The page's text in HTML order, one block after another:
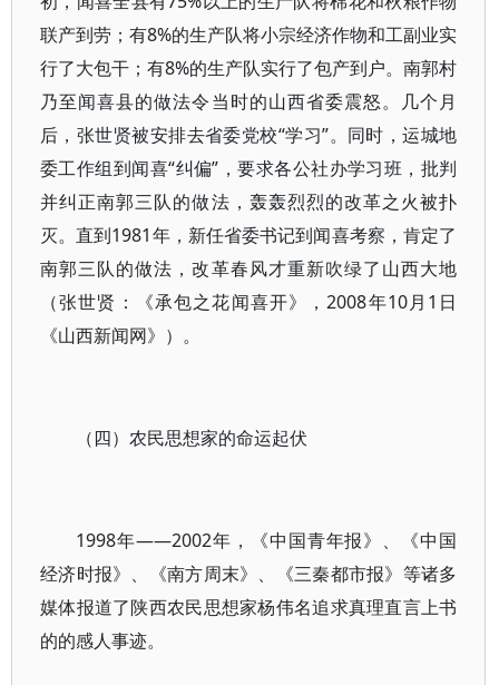
联产到劳；有8%的生产队将小宗经济作物和工副业实
行了大包干；有8%的生产队实行了包产到户。南郭村
乃至闻喜县的做法令当时的山西省委震怒。几个月
后，张世贤被安排去省委党校“学习”。同时，运城地
委工作组到闻喜“纠偏”，要求各公社办学习班，批判
并纠正南郭三队的做法，轰轰烈烈的改革之火被扑
灭。直到1981年，新任省委书记到闻喜考察，肯定了
南郭三队的做法，改革春风才重新吹绿了山西大地
（张世贤：《承包之花闻喜开》，2008年10月1日
《山西新闻网》）。
（四）农民思想家的命运起伏
1998年——2002年，《中国青年报》、《中国
经济时报》、《南方周末》、《三秦都市报》等诸多
媒体报道了陕西农民思想家杨伟名追求真理直言上书
的的感人事迹。